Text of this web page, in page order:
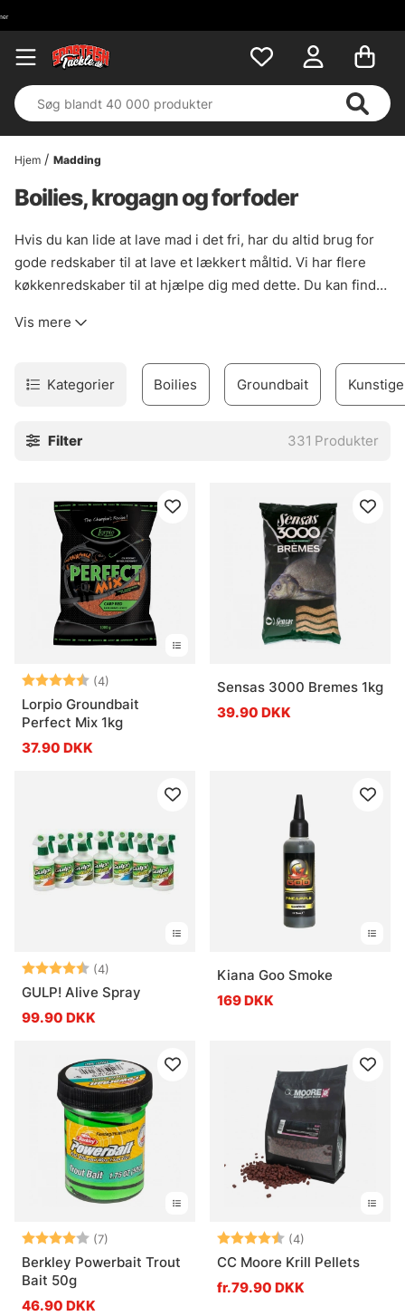
Hjem Madding
Boilies, krogagn og forfoder
Hvis du kan lide at lave mad i det fri, har du altid brug for
gode redskaber til at lave et lækkert måltid. Vi har flere
køkkenredskaber til at hjælpe dig med dette. Du kan finde
Vis mere
Kategorier Boilies Groundbait
Filter 331 Produkter
Vurdering: (4)
4.5 ud af 5 stjerner
Lorpio Groundbait
Perfect Mix 1kg
37.90 DKK
Sensas 3000 Bremes 1kg
39.90 DKK
Vurdering: (4)
4.3 ud af 5 stjerner
GULP! Alive Spray
99.90 DKK
Kiana Goo Smoke
169 DKK
Vurdering: (7)
4.0 ud af 5 stjerner
Berkley Powerbait Trout
Bait 50g
46.90 DKK
Vurdering: (4)
CC Moore Krill Pellets
fr.79.90 DKK